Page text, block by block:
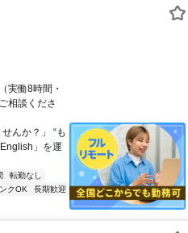
実働8時間・
相談くださ
んか？」 “も
」を運
転勤なし
クOK
長期歓迎